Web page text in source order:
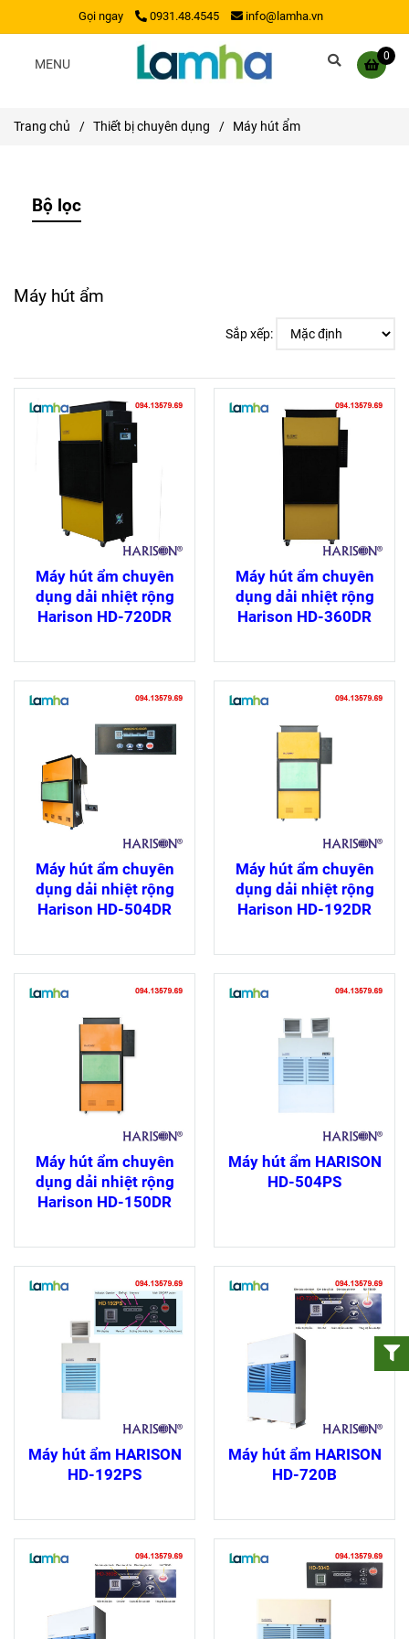
Gọi ngay 0931.48.4545 info@lamha.vn
0
MENU
Trang chủ / Thiết bị chuyên dụng / Máy hút ẩm
Bộ lọc
Máy hút ẩm
Sắp xếp:
Máy hút ẩm chuyên
dụng dải nhiệt rộng
Harison HD-720DR
Máy hút ẩm chuyên
dụng dải nhiệt rộng
Harison HD-360DR
Máy hút ẩm chuyên
dụng dải nhiệt rộng
Harison HD-504DR
Máy hút ẩm chuyên
dụng dải nhiệt rộng
Harison HD-192DR
Máy hút ẩm chuyên
dụng dải nhiệt rộng
Harison HD-150DR
Máy hút ẩm HARISON
HD-504PS
Máy hút ẩm HARISON
HD-192PS
Máy hút ẩm HARISON
HD-720B